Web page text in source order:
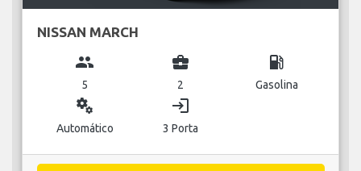
NISSAN MARCH
group
5
business_center
2
local_gas_station
Gasolina
miscellaneous_services
Automático
login
3 Porta